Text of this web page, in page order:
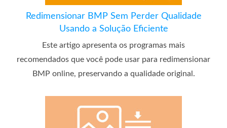
Redimensionar BMP Sem Perder Qualidade
Usando a Solução Eficiente
Este artigo apresenta os programas mais
recomendados que você pode usar para redimensionar
BMP online, preservando a qualidade original.